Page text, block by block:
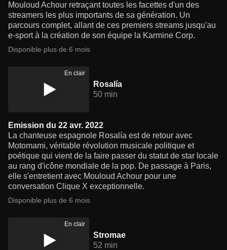
Mouloud Achour retraçant toutes les facettes d'un des
streamers les plus importants de sa génération. Un
parcours complet, allant de ces premiers streams jusqu'au
e-sport à la création de son équipe la Karmine Corp.
Disponible plus de 6 mois
En clair
Rosalía
50 min
Emission du 22 avr. 2022
La chanteuse espagnole Rosalía est de retour avec
Motomami, véritable révolution musicale politique et
poétique qui vient de la faire passer du statut de star locale
au rang d'icône mondiale de la pop. De passage à Paris,
elle s'entretient avec Mouloud Achour pour une
conversation Clique X exceptionnelle.
Disponible plus de 6 mois
En clair
Stromae
52 min